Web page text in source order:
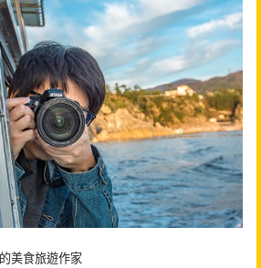
美食旅遊作家